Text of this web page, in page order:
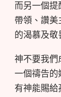
而另一個提
帶領、讚美
的渴慕及敬
神不要我們
一個禱告的
有神能賜給